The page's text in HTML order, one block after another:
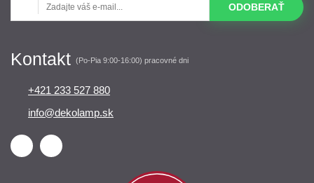
ODOBERAŤ
Kontakt (Po-Pia 9:00-16:00) pracovné dni
+421 233 527 880
info@dekolamp.sk